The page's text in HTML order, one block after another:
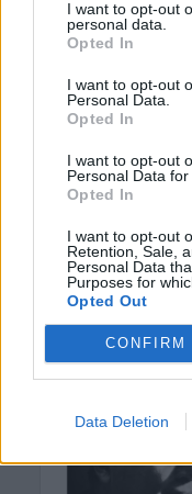
I want to opt-out
personal data.
Opted In
I want to opt-out
Personal Data.
Opted In
I want to opt-out
Personal Data for
Opted In
I want to opt-out
Retention, Sale,
Personal Data
Purposes for
Opted Out
CONFIRM
Data Deletion